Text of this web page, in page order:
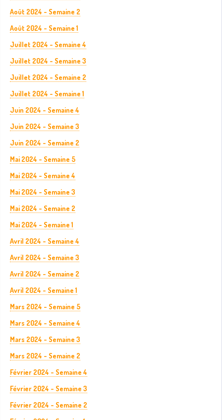
Août 2024 - Semaine 2
Août 2024 - Semaine 1
Juillet 2024 - Semaine 4
Juillet 2024 - Semaine 3
Juillet 2024 - Semaine 2
Juillet 2024 - Semaine 1
Juin 2024 - Semaine 4
Juin 2024 - Semaine 3
Juin 2024 - Semaine 2
Mai 2024 - Semaine 5
Mai 2024 - Semaine 4
Mai 2024 - Semaine 3
Mai 2024 - Semaine 2
Mai 2024 - Semaine 1
Avril 2024 - Semaine 4
Avril 2024 - Semaine 3
Avril 2024 - Semaine 2
Avril 2024 - Semaine 1
Mars 2024 - Semaine 5
Mars 2024 - Semaine 4
Mars 2024 - Semaine 3
Mars 2024 - Semaine 2
Février 2024 - Semaine 4
Février 2024 - Semaine 3
Février 2024 - Semaine 2